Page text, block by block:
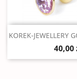
Szybki
KOREK-JEWELLERY
40,00